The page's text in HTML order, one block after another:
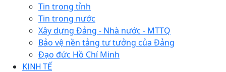
Tin trong tỉnh
Tin trong nước
Xây dựng Đảng - Nhà nước - MTTQ
Bảo vệ nền tảng tư tưởng của Đảng
Đạo đức Hồ Chí Minh
KINH TẾ